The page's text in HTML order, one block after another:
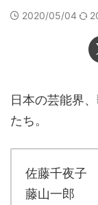
2020/05/04
日本の芸能界
たち。
佐藤千夜子
藤山一郎